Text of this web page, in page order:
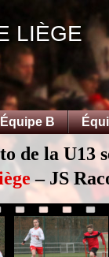
LIÈGE
Équipe B
de la U13
– JS